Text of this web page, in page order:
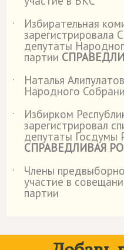
˙
Избирательная
зарегистрировала
депутаты
партии
˙
Наталья
Народного
˙
Избирком
зарегистрировал
депутаты Госдумы
СПРАВЕДЛИВАЯ
˙
Члены
участие в
партии